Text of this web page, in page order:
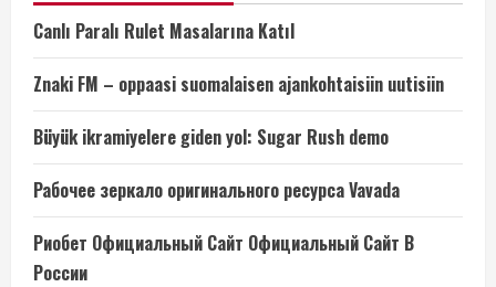
Canlı Paralı Rulet Masalarına Katıl
Znaki FM – oppaasi suomalaisen ajankohtaisiin uutisiin
Büyük ikramiyelere giden yol: Sugar Rush demo
Рабочее зеркало оригинального ресурса Vavada
Риобет Официальный Сайт Официальный Сайт В
России